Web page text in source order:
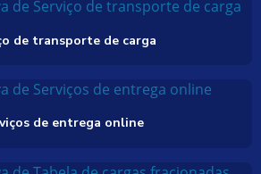
de transporte de carga
de entrega online